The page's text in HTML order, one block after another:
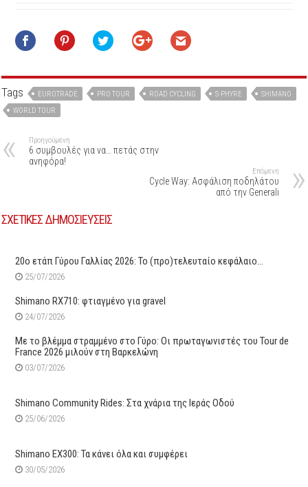
Tags EUROTRADE PRO TOUR ROAD CYCLING S-PHYRE
SHIMANO
WORLD TOUR
Προηγούμενη
6 συμβουλές για να… πετάς στην
ανηφόρα!
Επόμενη
Cycle Way: Ασφάλιση ποδηλάτου
από την Generali
ΣΧΕΤΙΚΕΣ ΔΗΜΟΣΙΕΥΣΕΙΣ
20ο ετάπ Γύρου Γαλλίας 2026: Το (προ)τελευταίο κεφάλαιο…
25/07/2026
Shimano RX710: φτιαγμένο για gravel
24/07/2026
Με το βλέμμα στραμμένο στο Γύρο: Οι πρωταγωνιστές του Tour de
France 2026 μιλούν στη Βαρκελώνη
03/07/2026
Shimano Community Rides: Στα χνάρια της Ιεράς Οδού
25/06/2026
Shimano EX300: Τα κάνει όλα και συμφέρει
30/05/2026